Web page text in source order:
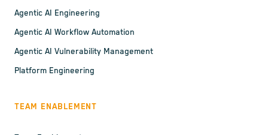
Agentic AI Engineering
Agentic AI Workflow Automation
Agentic AI Vulnerability Management
Platform Engineering
TEAM ENABLEMENT